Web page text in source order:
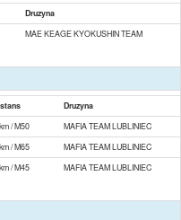
Druzyna
MAE KEAGE KYOKUSHIN TEAM
Druzyna
/ M50
MAFIA TEAM LUBLINIEC
/ M65
MAFIA TEAM LUBLINIEC
/ M45 MAFIA TEAM LUBLINIEC